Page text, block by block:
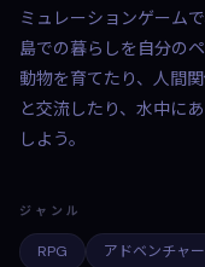
ミュレーションゲーム
島での暮らしを自分の
動物を育てたり、人間
と交流したり、水中に
しよう。
ジャンル
RPG アドベンチャー